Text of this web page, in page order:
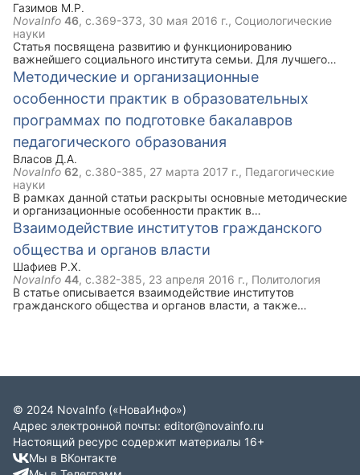
Газимов М.Р.
NovaInfo 46, с.369-373, 30 мая 2016 г., Социологические
науки
Cтатья посвящена развитию и функционированию
важнейшего социального института семьи. Для лучшего
понимания семьи проводится анализ ролевых отношений и
ролевых конфликтов в семье.
Методические и организационные
особенности практик в образовательных
программах по подготовке бакалавров
педагогического образования
Власов Д.А.
NovaInfo 62, с.380-385, 27 марта 2017 г., Педагогические
науки
В рамках данной статьи раскрыты основные методические
и организационные особенности практик в
образовательных программах по подготовке бакалавров
педагогического образования. Представлены
рекомендации по совершенствованию развития
профессиональной компетентности будущего учителя
математики и информатики в процессе педагогической и
научно-исследовательской практик.
Взаимодействие институтов гражданского
общества и органов власти
Шафиев Р.Х.
NovaInfo 44, с.382-385, 23 апреля 2016 г., Политология
В статье описывается взаимодействие институтов
гражданского общества и органов власти, а также
© 2024 NovaInfo («НоваИнфо»)
Адрес электронной почты: editor@novainfo.ru
Настоящий ресурс содержит материалы 16+
Мы в ВКонтакте